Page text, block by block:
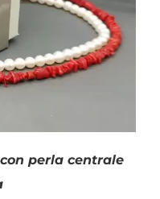
perla centrale